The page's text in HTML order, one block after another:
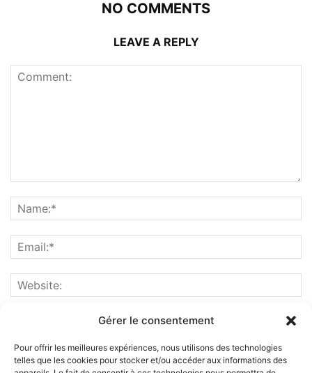
Gérer le consentement
Pour offrir les meilleures expériences, nous utilisons des technologies
telles que les cookies pour stocker et/ou accéder aux informations des
NO COMMENTS
LEAVE A REPLY